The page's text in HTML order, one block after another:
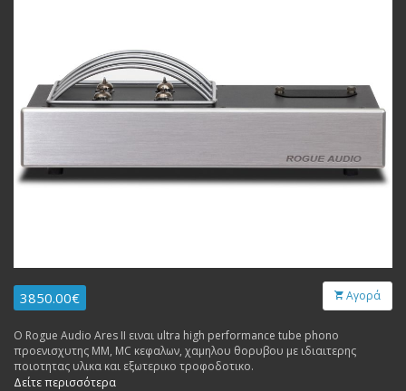
3850.00€ Αγορά
Ο Rogue Audio Ares II ειναι ultra high performance tube phono
προενισχυτης MM, MC κεφαλων, χαμηλου θορυβου με ιδιαιτερης
ποιοτητας υλικα και εξωτερικο τροφοδοτικο.
Δείτε περισσότερα